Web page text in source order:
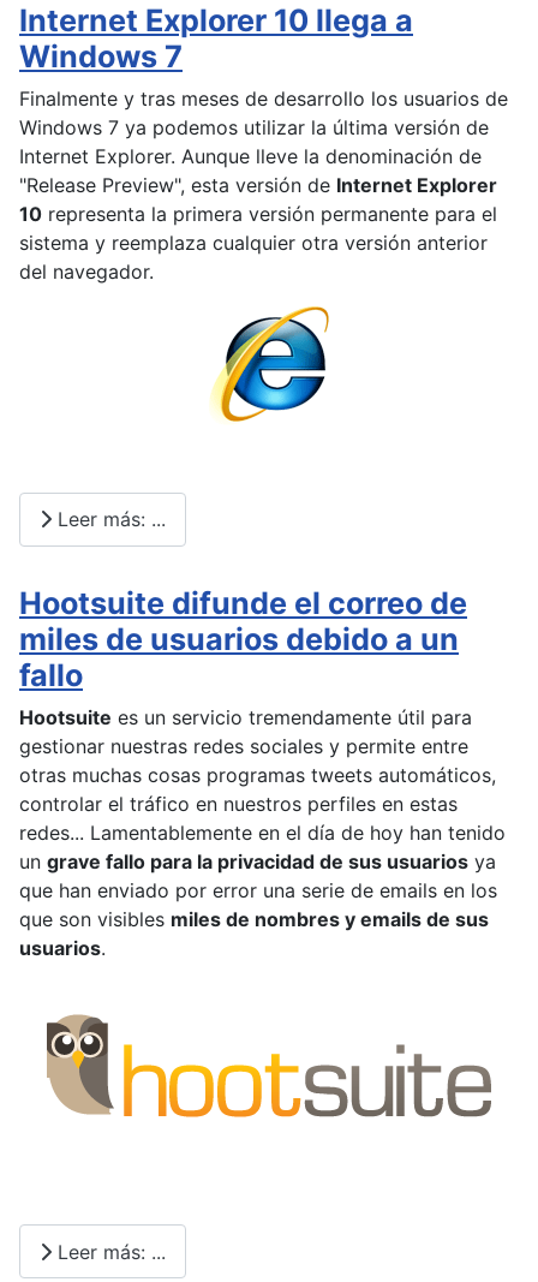
Internet Explorer 10 llega a
Windows 7
Finalmente y tras meses de desarrollo los usuarios de
Windows 7 ya podemos utilizar la última versión de
Internet Explorer. Aunque lleve la denominación de
"Release Preview", esta versión de Internet Explorer
10 representa la primera versión permanente para el
sistema y reemplaza cualquier otra versión anterior
del navegador.
Leer más: ...
Hootsuite difunde el correo de
miles de usuarios debido a un
fallo
Hootsuite es un servicio tremendamente útil para
gestionar nuestras redes sociales y permite entre
otras muchas cosas programas tweets automáticos,
controlar el tráfico en nuestros perfiles en estas
redes... Lamentablemente en el día de hoy han tenido
un grave fallo para la privacidad de sus usuarios ya
que han enviado por error una serie de emails en los
que son visibles miles de nombres y emails de sus
usuarios.
Leer más: ...